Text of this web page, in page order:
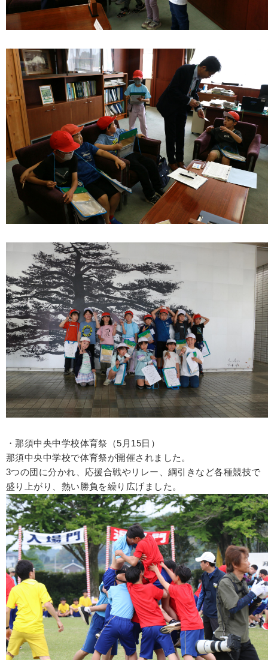
・那須中央中学校体育祭（5月15日）
那須中央中学校で体育祭が開催されました。
3つの団に分かれ、応援合戦やリレー、綱引きなど各種競技で
盛り上がり、熱い勝負を繰り広げました。